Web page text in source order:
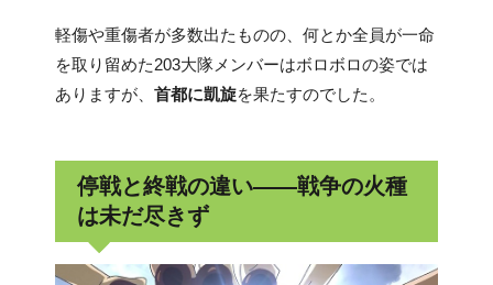
軽傷や重傷者が多数出たものの、何とか全員が一命
を取り留めた203大隊メンバーはボロボロの姿では
ありますが、 首都に凱旋を果たすのでした。
停戦と終戦の違い――戦争の火種
は未だ尽きず